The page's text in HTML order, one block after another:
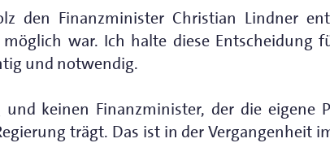
den Finanzminister Christian Lindner
war. Ich halte diese Entscheidung
und notwendig.
keinen Finanzminister, der die eigene
trägt. Das ist in der Vergangenheit